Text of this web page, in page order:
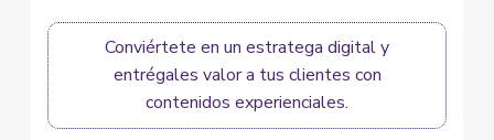
Conviértete en un estratega digital y
entrégales valor a tus clientes con
contenidos experienciales.